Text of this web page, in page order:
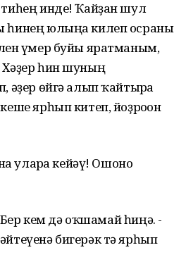
инде! Ҡайҙан шул
һинең юлыңа килеп осраны
ғүмер буйы яратманым,
һин шуның
әҙер өйгә алып ҡайтырға
ярһып китеп, йоҙроғон
уларға кейәү! Ошоно
Бер кем дә оҡшамай һиңә. -
бигерәк тә ярһып